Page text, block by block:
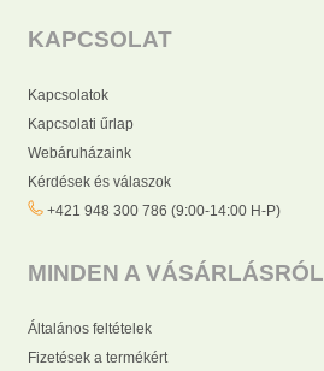
KAPCSOLAT
Kapcsolatok
Kapcsolati űrlap
Webáruházaink
Kérdések és válaszok
+421 948 300 786 (9:00-14:00 H-P)
MINDEN A VÁSÁRLÁSRÓL
Általános feltételek
Fizetések a termékért